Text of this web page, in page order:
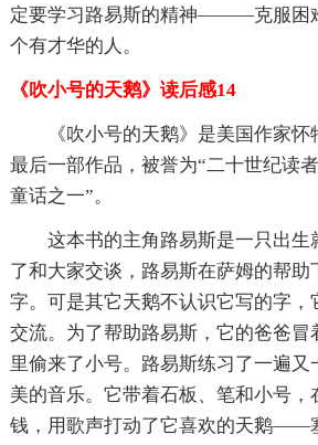
定要学习路易斯的精神———克服困
个有才华的人。
《吹小号的天鹅》读后感14
《吹小号的天鹅》是美国作家
最后一部作品，被誉为“二十世纪读
童话之一”。
这本书的主角路易斯是一只出生
了和大家交谈，路易斯在萨姆的帮助
字。可是其它天鹅不认识它写的字，
交流。为了帮助路易斯，它的爸爸冒
里偷来了小号。路易斯练习了一遍
美的音乐。它带着石板、笔和小号，
钱，用歌声打动了它喜欢的天鹅——